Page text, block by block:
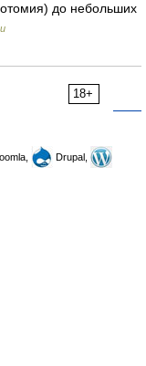
до небольших
18+
Drupal,